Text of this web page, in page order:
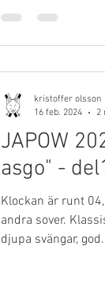
JAPOW
asgo" -
Klockan är runt
andra sover.
djupa svängar,
kristoffer olsson
16 feb. 2024
2